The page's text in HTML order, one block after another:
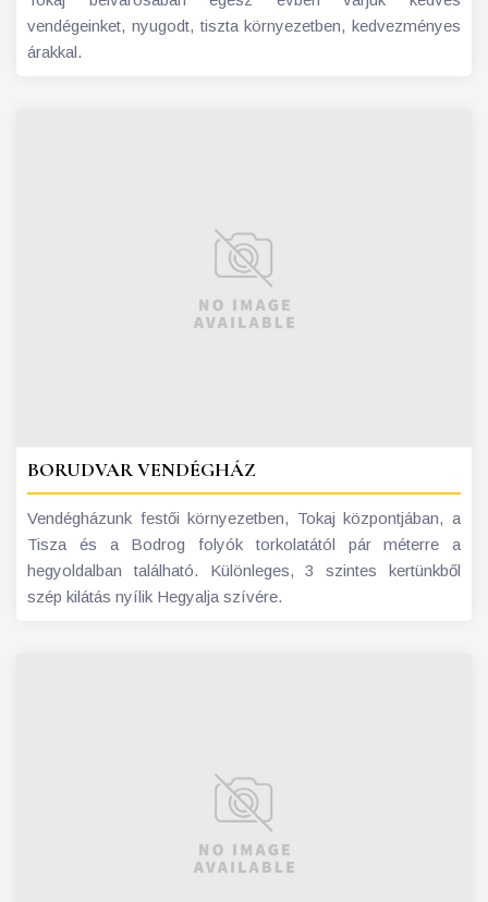
vendégeinket, nyugodt, tiszta környezetben, kedvezményes
árakkal.
BORUDVAR VENDÉGHÁZ
Vendégházunk festői környezetben, Tokaj központjában, a
Tisza és a Bodrog folyók torkolatától pár méterre a
hegyoldalban található. Különleges, 3 szintes kertünkből
szép kilátás nyílik Hegyalja szívére.